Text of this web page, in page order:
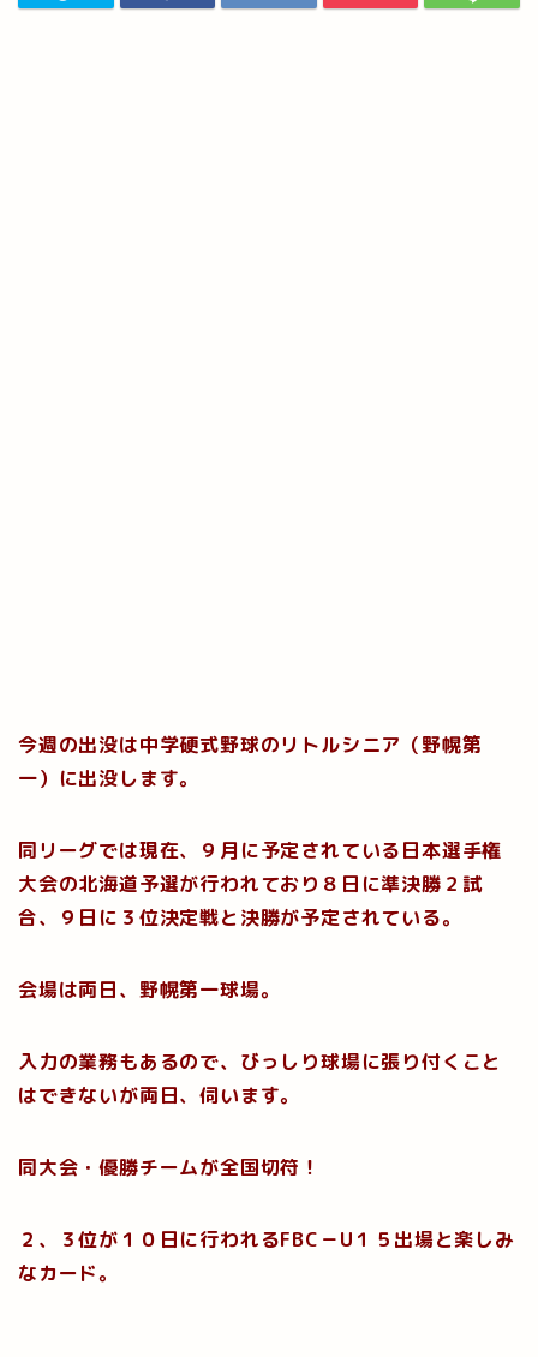
今週の出没は中学硬式野球のリトルシニア（野幌第
一）に出没します。
同リーグでは現在、９月に予定されている日本選手権
大会の北海道予選が行われており８日に準決勝２試
合、９日に３位決定戦と決勝が予定されている。
会場は両日、野幌第一球場。
入力の業務もあるので、びっしり球場に張り付くこと
はできないが両日、伺います。
同大会・優勝チームが全国切符！
２、３位が１０日に行われるFBC－U１５出場と楽しみ
なカード。